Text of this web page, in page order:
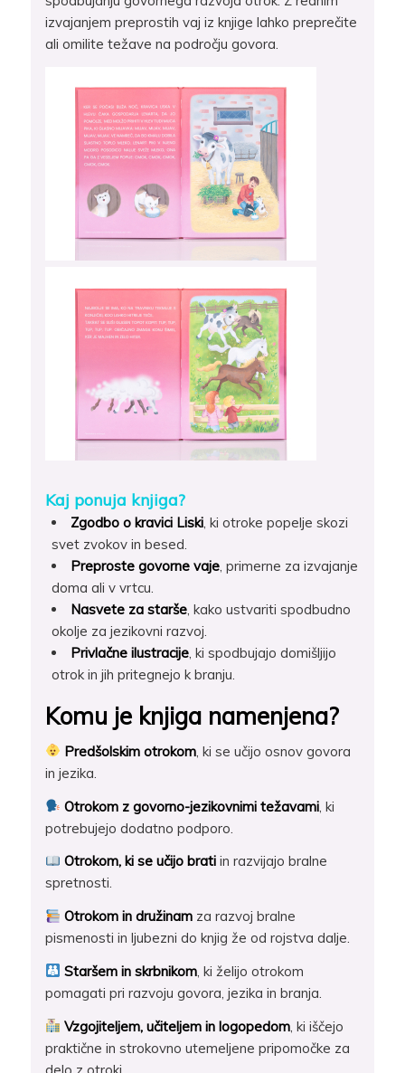
izvajanjem preprostih vaj iz knjige lahko preprečite
ali omilite težave na področju govora.
Kaj ponuja knjiga?
Zgodbo o kravici Liski, ki otroke popelje skozi
svet zvokov in besed.
Preproste govorne vaje, primerne za izvajanje
doma ali v vrtcu.
Nasvete za starše, kako ustvariti spodbudno
okolje za jezikovni razvoj.
Privlačne ilustracije, ki spodbujajo domišljijo
otrok in jih pritegnejo k branju.
Komu je knjiga namenjena?
Predšolskim otrokom, ki se učijo osnov govora
in jezika.
Otrokom z govorno-jezikovnimi težavami, ki
potrebujejo dodatno podporo.
Otrokom, ki se učijo bratiin razvijajo bralne
spretnosti.
Otrokom in družinamza razvoj bralne
pismenosti in ljubezni do knjig že od rojstva dalje.
Staršem in skrbnikom, ki želijo otrokom
pomagati pri razvoju govora, jezika in branja.
Vzgojiteljem, učiteljem in logopedom, ki iščejo
praktične in strokovno utemeljene pripomočke za
delo z otroki.